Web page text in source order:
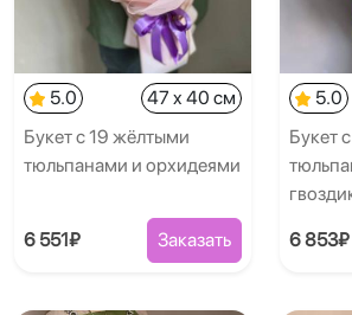
5.0
47 x 40 см
Букет с 19 жёлтыми
тюльпанами и орхидеями
6 551₽ Заказать
5.0
Букет
6 853₽